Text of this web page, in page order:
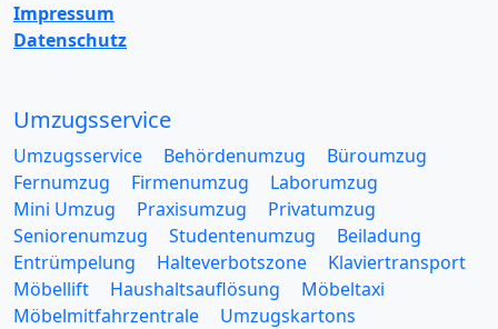
Impressum
Datenschutz
Umzugsservice
Umzugsservice Behördenumzug
Büroumzug
Fernumzug
Firmenumzug
Laborumzug
Mini Umzug
Praxisumzug
Privatumzug
Seniorenumzug
Studentenumzug
Beiladung
Entrümpelung
Halteverbotszone
Klaviertransport
Möbellift
Haushaltsauflösung
Möbeltaxi
Möbelmitfahrzentrale
Umzugskartons